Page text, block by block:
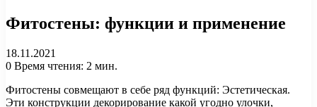
Фитостены: функции и применение
18.11.2021
0 Время чтения: 2 мин.
Фитостены совмещают в себе ряд функций: Эстетическая.
Эти конструкции декорирование какой угодно улочки,